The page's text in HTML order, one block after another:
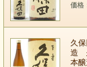
価格
久
造
本